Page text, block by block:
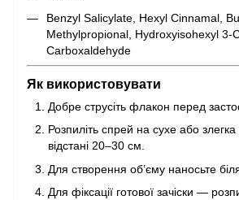
Benzyl Salicylate, Hexyl Cinnamal,
Methylpropional, Hydroxyisohexyl 3-
Carboxaldehyde
Як використовувати
Добре струсіть флакон перед
Розпиліть спрей на сухе або
відстані 20–30 см.
Для створення об’єму наносьте
Для фіксації готової зачіски —